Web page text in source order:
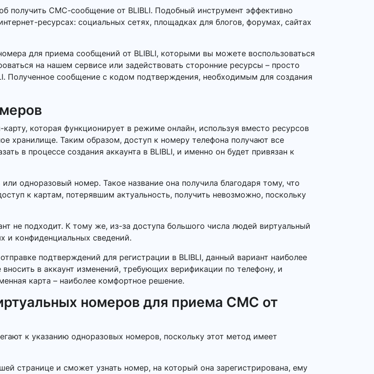
получить СМС-сообщение от BLIBLI. Подобный инструмент эффективно
ресурсах: социальных сетях, площадках для блогов, форумах, сайтах
для приема сообщений от BLIBLI, которыми вы можете воспользоваться
на нашем сервисе или задействовать сторонние ресурсы – просто
Полученное сообщение с кодом подтверждения, необходимым для создания
которая функционирует в режиме онлайн, используя вместо ресурсов
хранилище. Таким образом, доступ к номеру телефона получают все
в процессе создания аккаунта в BLIBLI, и именно он будет привязан к
одноразовый номер. Такое название она получила благодаря тому, что
к картам, потерявшим актуальность, получить невозможно, поскольку
не подходит. К тому же, из-за доступа большого числа людей виртуальный
и конфиденциальных сведений.
подтверждений для регистрации в BLIBLI, данный вариант наиболее
в аккаунт изменений, требующих верификации по телефону, и
карта – наиболее комфортное решение.
номеров для приема СМС от
к указанию одноразовых номеров, поскольку этот метод имеет
странице и сможет узнать номер, на который она зарегистрирована, ему